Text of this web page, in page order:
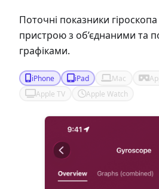
Поточні показники
пристрою з об’єднаними та
графіками.
iPhone iPad Mac
Apple TV
Apple Watch